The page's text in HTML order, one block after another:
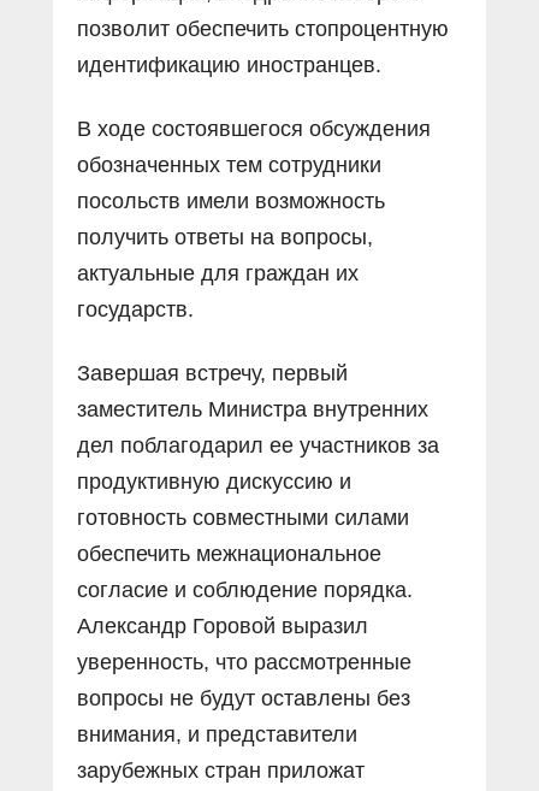
позволит обеспечить стопроцентную
идентификацию иностранцев.
В ходе состоявшегося обсуждения
обозначенных тем сотрудники
посольств имели возможность
получить ответы на вопросы,
актуальные для граждан их
государств.
Завершая встречу, первый
заместитель Министра внутренних
дел поблагодарил ее участников за
продуктивную дискуссию и
готовность совместными силами
обеспечить межнациональное
согласие и соблюдение порядка.
Александр Горовой выразил
уверенность, что рассмотренные
вопросы не будут оставлены без
внимания, и представители
зарубежных стран приложат